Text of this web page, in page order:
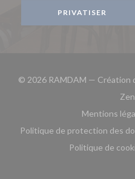
PRIVATISER
© 2026 RAMDAM — Création
Mentions
Politique de protection des
Politique de